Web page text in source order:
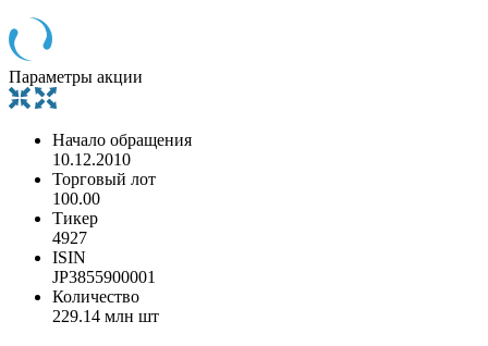
Параметры акции
Начало обращения
10.12.2010
Торговый лот
100.00
Тикер
4927
ISIN
JP3855900001
Количество
229.14 млн шт